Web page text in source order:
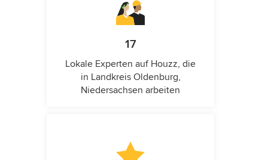
17
Lokale Experten auf Houzz, die
in Landkreis Oldenburg,
Niedersachsen arbeiten